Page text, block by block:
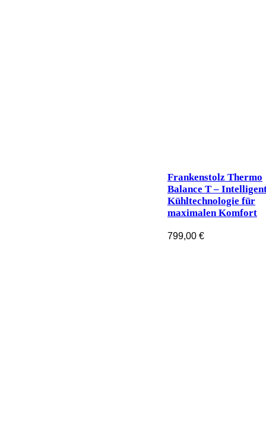
Frankenstolz Thermo
Balance T –
Kühltechnologie für
maximalen Komfort
799,00 €